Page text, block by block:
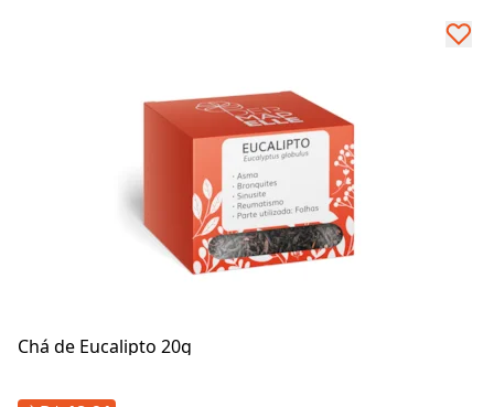
Chá de Eucalipto 20g